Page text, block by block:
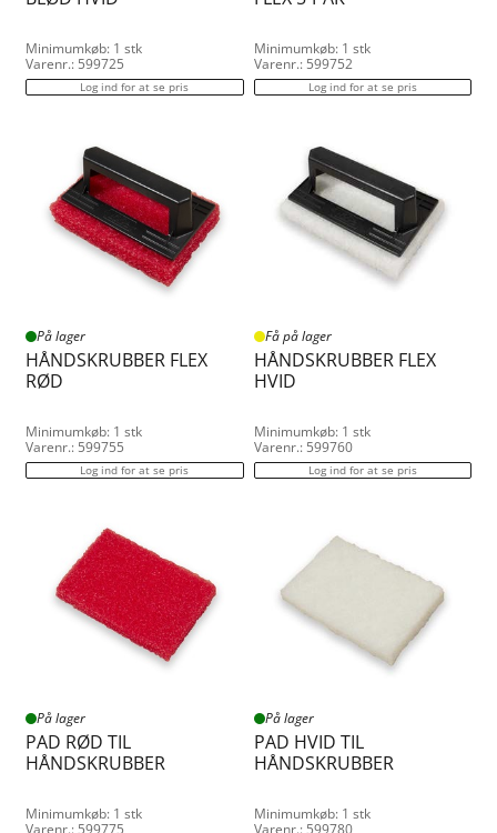
Minimumkøb: 1 stk
Varenr.: 599725
Log ind for at se pris
Minimumkøb: 1 stk
Varenr.: 599752
Log ind for at se pris
På lager
HÅNDSKRUBBER FLEX
RØD
Minimumkøb: 1 stk
Varenr.: 599755
Log ind for at se pris
Få på lager
HÅNDSKRUBBER FLEX
HVID
Minimumkøb: 1 stk
Varenr.: 599760
Log ind for at se pris
På lager
PAD RØD TIL
HÅNDSKRUBBER
Minimumkøb: 1 stk
På lager
PAD HVID TIL
HÅNDSKRUBBER
Minimumkøb: 1 stk